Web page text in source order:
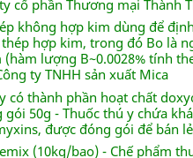
cổ phần Thương mại Thành
không hợp kim dùng để
hợp kim, trong đó Bo là
lượng B~0.0028% tính
ty TNHH sản xuất Mica
có thành phần hoạt chất
50g - Thuốc thú y chứa
được đóng gói để bán
(10kg/bao) - Chế phẩm